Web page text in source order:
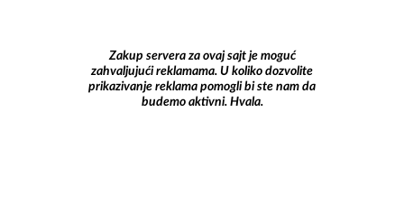
Zakup servera za ovaj sajt je moguć
zahvaljujući reklamama. U koliko dozvolite
prikazivanje reklama pomogli bi ste nam da
budemo aktivni. Hvala.